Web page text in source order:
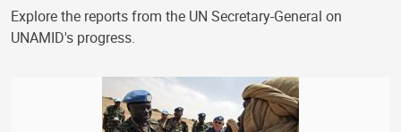
Explore the reports from the UN Secretary-General on
UNAMID's progress.